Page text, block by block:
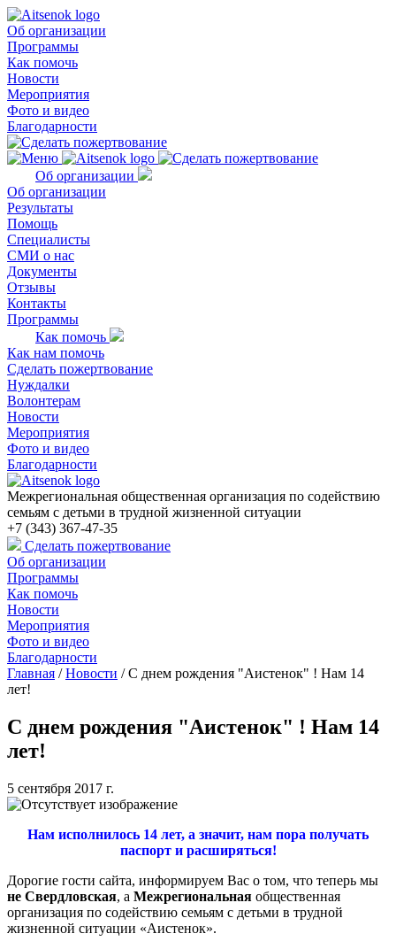
Об организации
Программы
Как помочь
Новости
Мероприятия
Фото и видео
Благодарности
Об организации
Об организации
Результаты
Помощь
Специалисты
СМИ о нас
Документы
Отзывы
Контакты
Программы
Как помочь
Как нам помочь
Сделать пожертвование
Нуждалки
Волонтерам
Новости
Мероприятия
Фото и видео
Благодарности
Межрегиональная общественная организация по содействию
семьям с детьми в трудной жизненной ситуации
+7 (343) 367-47-35
Сделать пожертвование
Об организации
Программы
Как помочь
Новости
Мероприятия
Фото и видео
Благодарности
Главная /Новости /С днем рождения "Аистенок" ! Нам 14
лет!
С днем рождения "Аистенок" ! Нам 14
лет!
5 сентября 2017 г.
Нам исполнилось 14 лет, а значит, нам пора получать
паспорт и расширяться!
Дорогие гости сайта, информируем Вас о том, что теперь мы
не Свердловская, а Межрегиональная общественная
организация по содействию семьям с детьми в трудной
жизненной ситуации «Аистенок».